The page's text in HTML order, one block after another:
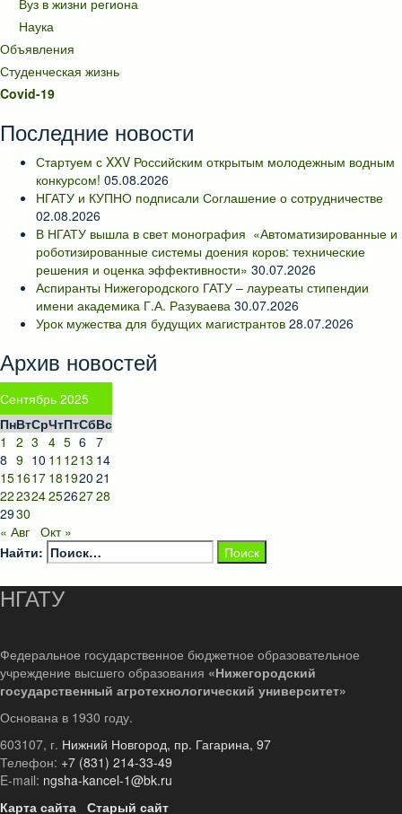
Вуз в жизни региона
Наука
Объявления
Студенческая жизнь
Covid-19
Последние новости
Стартуем с XXV Российским открытым молодежным водным
конкурсом! 05.08.2026
НГАТУ и КУПНО подписали Соглашение о сотрудничестве
02.08.2026
В НГАТУ вышла в свет монография «Автоматизированные и
роботизированные системы доения коров: технические
решения и оценка эффективности» 30.07.2026
Аспиранты Нижегородского ГАТУ – лауреаты стипендии
имени академика Г.А. Разуваева 30.07.2026
Урок мужества для будущих магистрантов 28.07.2026
Архив новостей
Сентябрь 2025
ПнВтСрЧтПтСбВс
1
2 3 4 5 6 7
8 9 10 11 1213 14
151617 181920 21
22232425262728
2930
« Авг Окт »
Найти:
НГАТУ
Федеральное государственное бюджетное образовательное
учреждение высшего образования «Нижегородский
государственный агротехнологический университет»
Основана в 1930 году.
603107, г. Нижний Новгород, пр. Гагарина, 97
Телефон: +7 (831) 214-33-49
E-mail: ngsha-kancel-1@bk.ru
Карта сайта Старый сайт